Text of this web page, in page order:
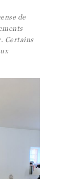
de
Certains